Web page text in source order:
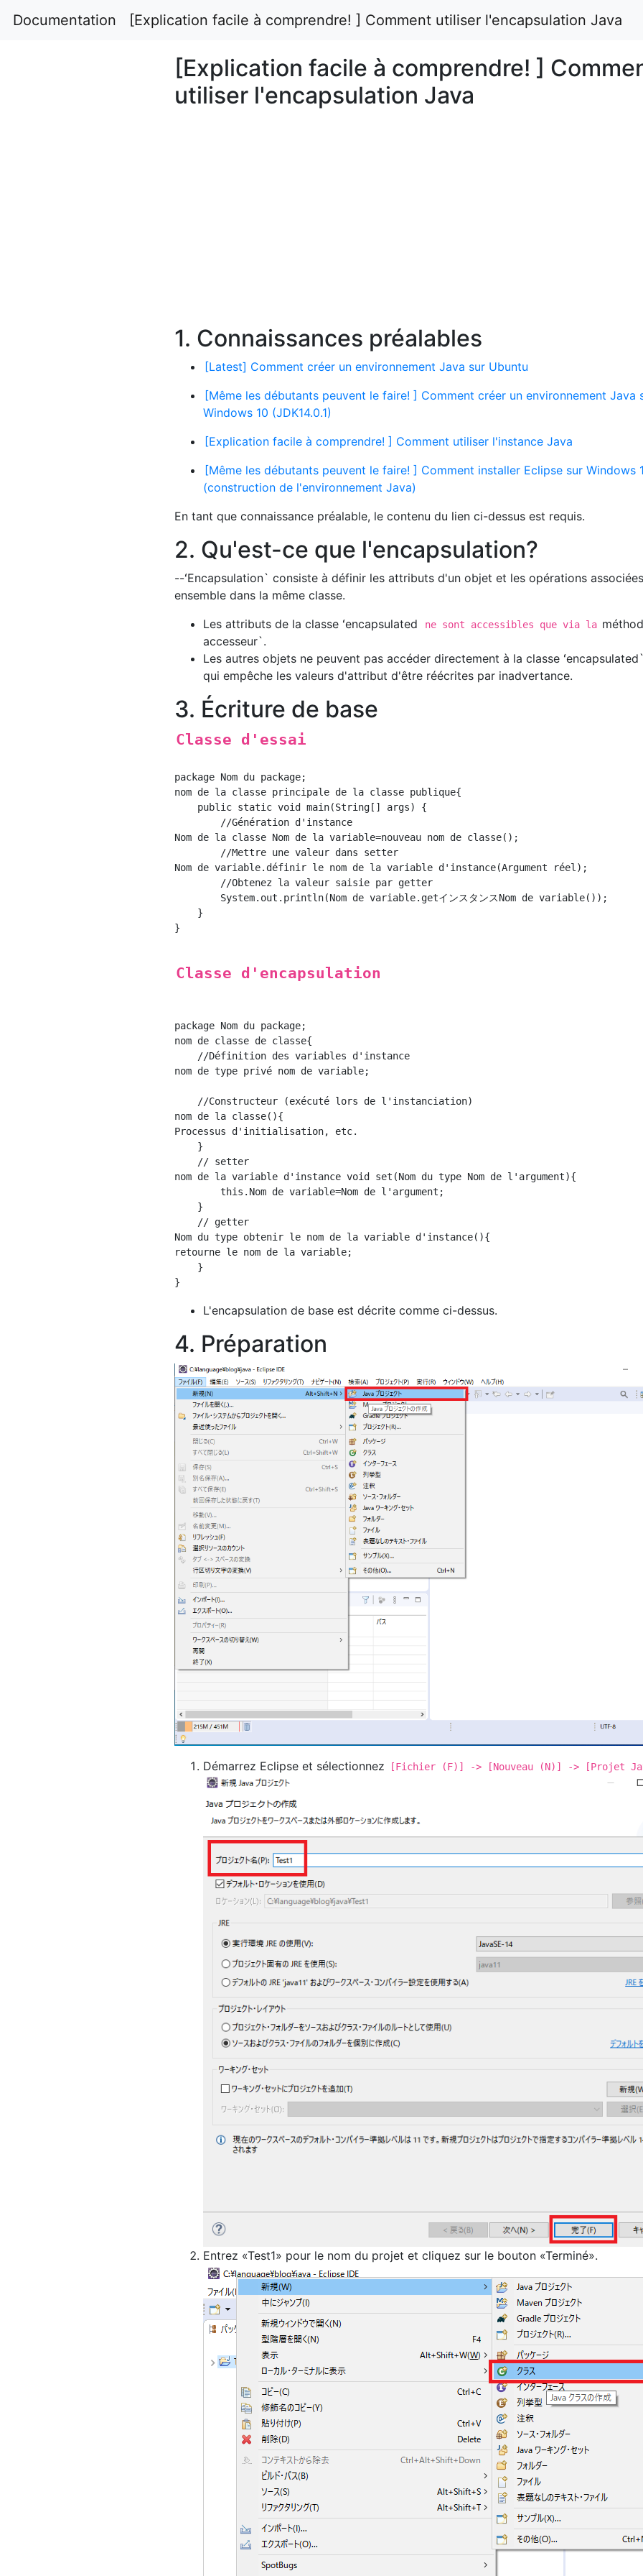
Documentation [Explication facile à comprendre! ] Comment utiliser l'encapsulation Java
[Explication facile à comprendre! ]
utiliser l'encapsulation Java
1. Connaissances préalables
[Latest] Comment créer un environnement Java sur Ubuntu
[Même les débutants peuvent le faire! ] Comment créer un environnement Java
Windows 10 (JDK14.0.1)
[Explication facile à comprendre! ] Comment utiliser l'instance Java
[Même les débutants peuvent le faire! ] Comment installer Eclipse sur Windows
(construction de l'environnement Java)
En tant que connaissance préalable, le contenu du lien ci-dessus est requis.
2. Qu'est-ce que l'encapsulation?
--ʻEncapsulation` consiste à définir les attributs d'un objet et les opérations
ensemble dans la même classe.
Les attributs de la classe ʻencapsulated
ne sont accessibles que via la
accesseur`.
Les autres objets ne peuvent pas accéder directement à la classe
qui empêche les valeurs d'attribut d'être réécrites par inadvertance.
3. Écriture de base
Classe d'essai
package Nom du package;
nom de la classe principale de la classe publique{
    public static void main(String[] args) {
        //Génération d'instance
Nom de la classe Nom de la variable=nouveau nom de classe();
        //Mettre une valeur dans setter
Nom de variable.définir le nom de la variable d'instance(Argument réel);
        //Obtenez la valeur saisie par getter
        System.out.println(Nom de variable.getインスタンスNom de variable());
    }
}
Classe d'encapsulation
package Nom du package;
nom de classe de classe{
    //Définition des variables d'instance
nom de type privé nom de variable;
    //Constructeur (exécuté lors de l'instanciation)
nom de la classe(){
Processus d'initialisation, etc.
    }
    // setter
nom de la variable d'instance void set(Nom du type Nom de l'argument){
        this.Nom de variable=Nom de l'argument;
    }
    // getter
Nom du type obtenir le nom de la variable d'instance(){
retourne le nom de la variable;
    }
L'encapsulation de base est décrite comme ci-dessus.
4. Préparation
Démarrez Eclipse et sélectionnez [Fichier (F)] -> [Nouveau (N)] -> [Projet
Entrez «Test1» pour le nom du projet et cliquez sur le bouton «Terminé».